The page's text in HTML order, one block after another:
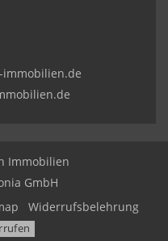
Immobilien
GmbH
Widerrufsbelehrung